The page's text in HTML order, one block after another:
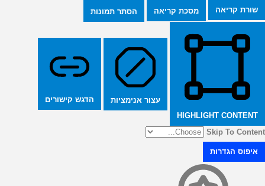
שורת קריאה מסכת קריאה הסתר תמונות
HIGHLIGHT CONTENT
עצור אנימציות הדגש קישורים
Skip To Content
איפוס הגדרות